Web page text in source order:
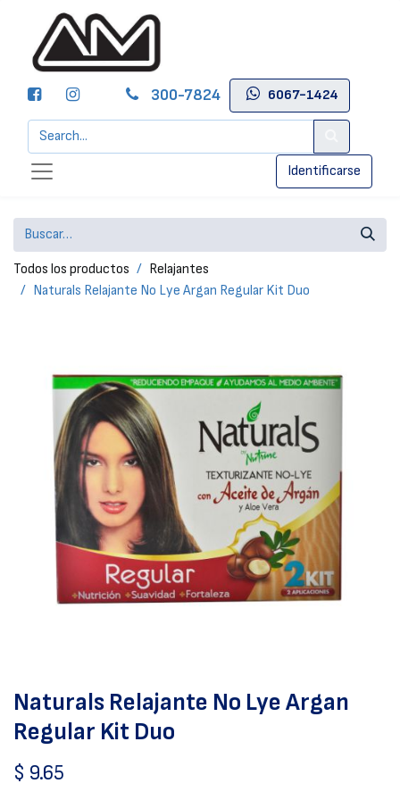
300-7824 6067-1424
Identificarse
Todos los productos
Relajantes
Naturals Relajante No Lye Argan Regular Kit Duo
Naturals Relajante No Lye Argan
Regular Kit Duo
$ 9.65